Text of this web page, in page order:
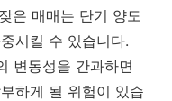
은 매매는 단기 양도
시킬 수 있습니다.
변동성을 간과하면
하게 될 위험이 있습